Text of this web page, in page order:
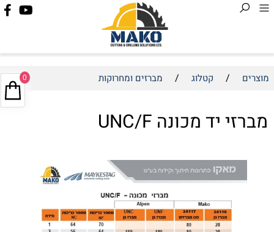
מוצרים / קטלוג / מברזים ומחרוקות
מברזי יד מכונה UNC/F
0